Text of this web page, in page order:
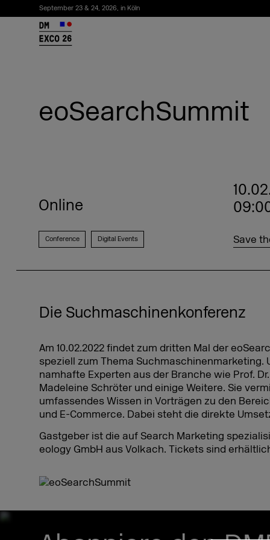
September 23 & 24, 2026, in Köln
26
Newsletter abonnieren
eoSearchSummit
Online
Conference Digital Events Save
Die Suchmaschinenkonferenz
Am 10.02.2022 findet zum dritten Mal der
speziell zum Thema Suchmaschinenmarketing.
namhafte Experten aus der Branche wie Prof.
Madeleine Schröter und einige Weitere. Sie
umfassendes Wissen in Vorträgen zu den
und E-Commerce. Dabei steht die direkte
Gastgeber ist die auf Search Marketing
eology GmbH aus Volkach. Tickets sind